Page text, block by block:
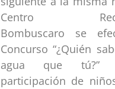
Centro
Bombuscaro se
Concurso “¿Quién
agua que
participación de